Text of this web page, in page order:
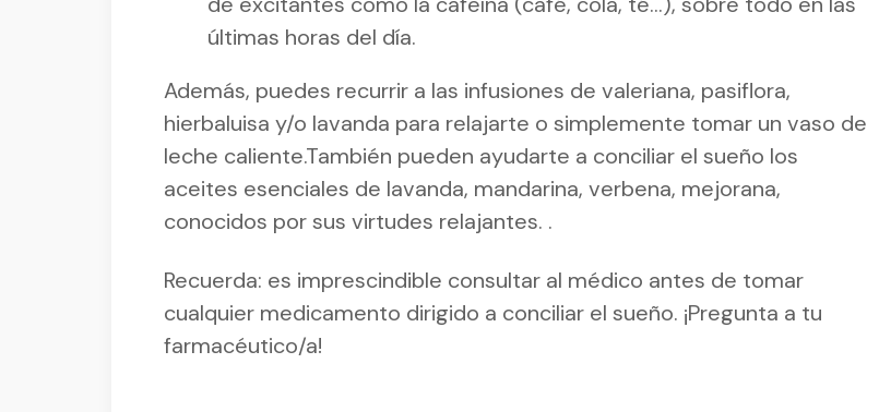
últimas horas del día.
Además, puedes recurrir a las infusiones de valeriana, pasiflora,
hierbaluisa y/o lavanda para relajarte o simplemente tomar un vaso de
leche caliente.También pueden ayudarte a conciliar el sueño los
aceites esenciales de lavanda, mandarina, verbena, mejorana,
conocidos por sus virtudes relajantes. .
Recuerda: es imprescindible consultar al médico antes de tomar
cualquier medicamento dirigido a conciliar el sueño. ¡Pregunta a tu
farmacéutico/a!